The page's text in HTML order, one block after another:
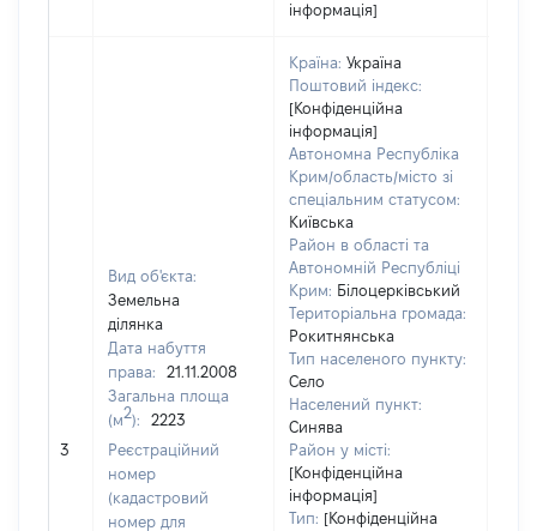
інформація]
3
Вид об'єкта:
Земельна
ділянка
Дата набуття
права:
21.11.2008
Загальна площа
(м2):
2223
Реєстраційний
номер
(кадастровий
номер для
Країна: Україна
Поштовий індекс:
[Конфіденційна
інформація]
Автономна Республіка
Крим/область/місто зі
спеціальним статусом:
Київська
Район в області та
Автономній Республіці
Крим: Білоцерківський
Територіальна громада:
Рокитнянська
Тип населеного пункту:
Село
Населений пункт:
Синява
Район у місті:
[Конфіденційна
інформація]
Тип: [Конфіденційна